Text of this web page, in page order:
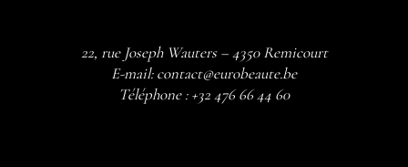
22, rue Joseph Wauters – 4350 Remicourt
E-mail:contact@eurobeaute.be
Téléphone :+32 476 66 44 60